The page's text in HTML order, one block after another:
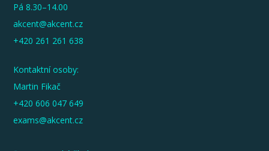
Pá 8.30–14.00
akcent@akcent.cz
+420 261 261 638
Kontaktní osoby:
Martin Fikač
+420 606 047 649
exams@akcent.cz